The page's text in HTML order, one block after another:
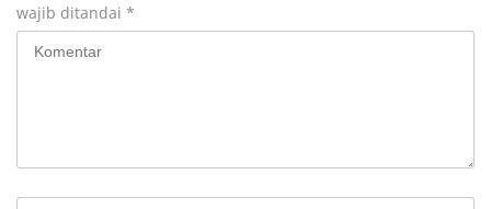
wajib ditandai *